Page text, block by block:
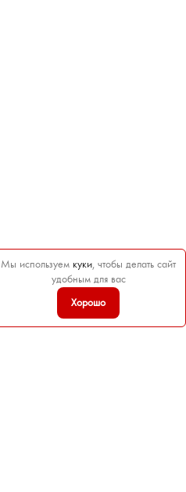
Мы используем куки , чтобы делать сайт
удобным для вас
Хорошо